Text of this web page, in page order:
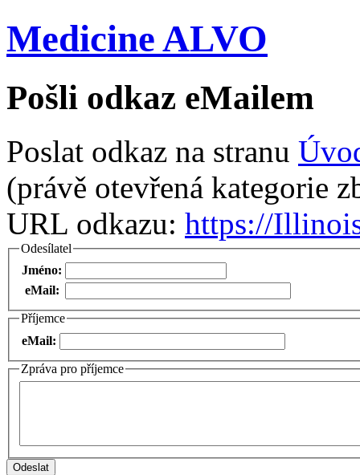
Medicine ALVO
Pošli odkaz eMailem
Poslat odkaz na stranu
(právě otevřená kategorie
URL odkazu: https://
Odesílatel
Jméno:
eMail:
Příjemce
eMail:
Zpráva pro příjemce